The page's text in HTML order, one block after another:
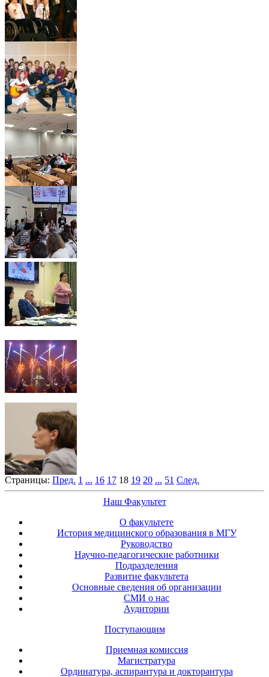
Страницы: Пред. 1 ... 16 17 18 19 20 ... 51 След.
Наш Факультет
О факультете
История медицинского образования в МГУ
Руководство
Научно-педагогические работники
Подразделения
Развитие факультета
Основные сведения об организации
СМИ о нас
Аудитории
Поступающим
Приемная комиссия
Магистратура
Ординатура, аспирантура и докторантура